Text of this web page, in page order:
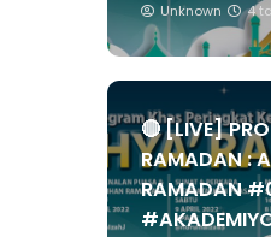
Unknown 4
🔴 [LIVE]
RAMADAN :
RAMADAN